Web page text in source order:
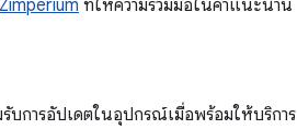
Zimperium ที่ให้ความร่วมมือในคำแนะนำนี้
การอัปเดตในอุปกรณ์เมื่อพร้อมให้บริการ